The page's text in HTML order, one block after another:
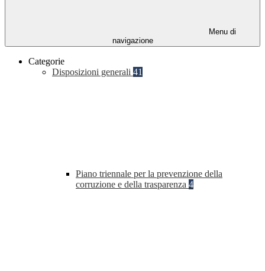
Menu di
navigazione
Categorie
Disposizioni generali 41
Piano triennale per la prevenzione della
corruzione e della trasparenza 4